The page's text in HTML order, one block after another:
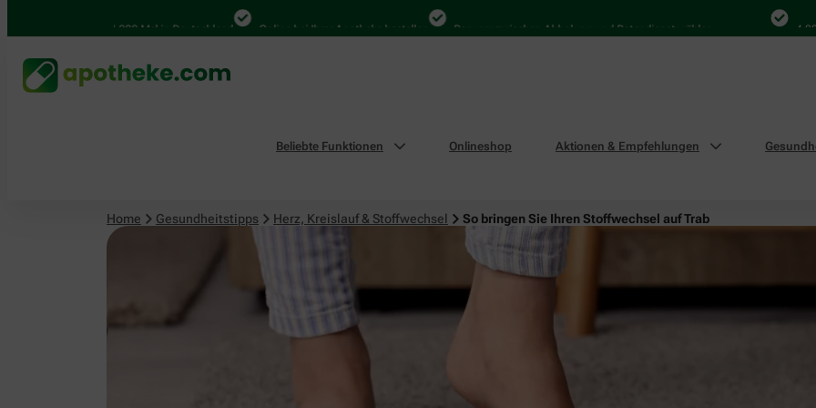
4.000 Mal in Deutschland Online bei Ihrer Apotheke bestellen Bequem zwischen Abholung und Botendienst wählen 4.000 Mal
Beliebte Funktionen Onlineshop Aktionen & Empfehlungen
Home Gesundheitstipps Herz, Kreislauf & Stoffwechsel So bringen Sie Ihren Stoffwechsel auf Trab
Herz, Kreislauf & Stoffwechsel